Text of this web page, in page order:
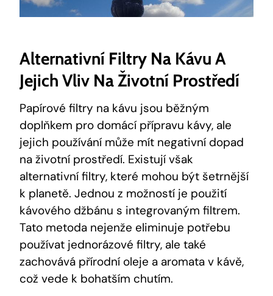
Alternativní Filtry Na Kávu A
Jejich Vliv Na Životní Prostředí
Papírové filtry na kávu jsou běžným
doplňkem pro domácí přípravu kávy, ale
jejich používání může mít negativní dopad
na životní prostředí. Existují však
alternativní filtry, které mohou být šetrnější
k planetě. Jednou z možností je použití
kávového džbánu s integrovaným filtrem.
Tato metoda nejenže eliminuje potřebu
používat jednorázové filtry, ale také
zachovává přírodní oleje a aromata v kávě,
což vede k bohatším chutím.